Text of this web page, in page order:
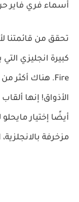
أسماء فري فاير
تحقق من قائمتنا
Fire. هناك أكثر
الأذواق! إنها
أيضًا إختيار
مزخرفة بالانجلزية،